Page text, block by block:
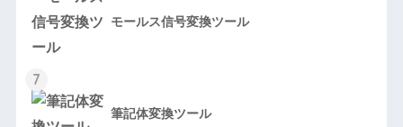
モールス信号変換ツール
7
筆記体変換ツール